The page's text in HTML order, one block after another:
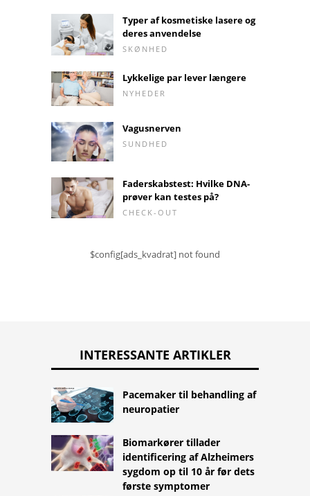
Typer af kosmetiske lasere og
deres anvendelse
SKØNHED
Lykkelige par lever længere
NYHEDER
Vagusnerven
SUNDHED
Faderskabstest: Hvilke DNA-
prøver kan testes på?
CHECK-OUT
$config[ads_kvadrat] not found
INTERESSANTE ARTIKLER
Pacemaker til behandling af
neuropatier
Biomarkører tillader
identificering af Alzheimers
sygdom op til 10 år før dets
første symptomer